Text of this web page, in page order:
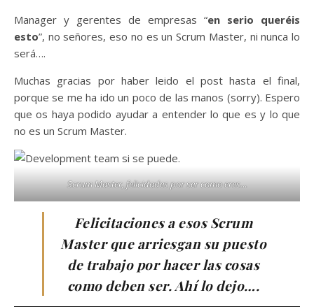
Manager y gerentes de empresas “en serio queréis
esto”, no señores, eso no es un Scrum Master, ni nunca lo
será….
Muchas gracias por haber leido el post hasta el final,
porque se me ha ido un poco de las manos (sorry). Espero
que os haya podido ayudar a entender lo que es y lo que
no es un Scrum Master.
Scrum Master, felicidades por ser como eres…
Felicitaciones a esos Scrum
Master que arriesgan su puesto
de trabajo por hacer las cosas
como deben ser. Ahí lo dejo….